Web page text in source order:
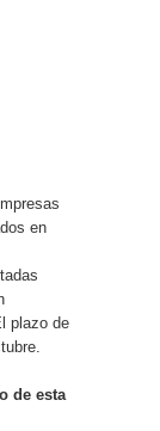
en
plazo de
de esta